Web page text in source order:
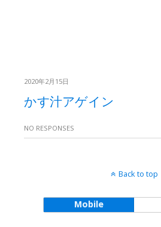
2020年2月15日
かす汁アゲイン
NO RESPONSES
Back to top
Mobile